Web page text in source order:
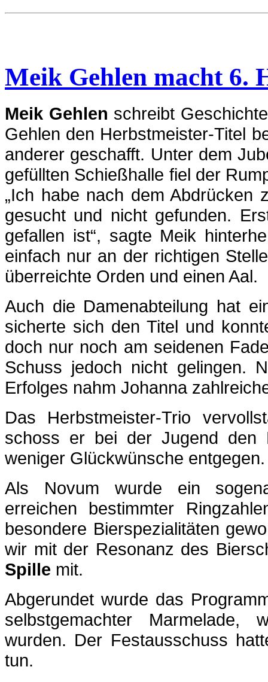
Meik Gehlen macht 6.
Meik Gehlen schreibt
Gehlen den Herbstmeister-Titel
anderer geschafft. Unter dem
gefüllten Schießhalle fiel der
„Ich habe nach dem Abdrücken
gesucht und nicht gefunden.
gefallen ist“, sagte Meik
einfach nur an der richtigen
überreichte Orden und einen Aal.
Auch die Damenabteilung hat
sicherte sich den Titel und
doch nur noch am seidenen
Schuss jedoch nicht gelingen.
Erfolges nahm Johanna
Das Herbstmeister-Trio
schoss er bei der Jugend den
weniger Glückwünsche
Als Novum wurde ein
erreichen bestimmter
besondere Bierspezialitäten
wir mit der Resonanz des
Spille mit.
Abgerundet wurde das
selbstgemachter Marmelade,
wurden. Der Festausschuss
tun.